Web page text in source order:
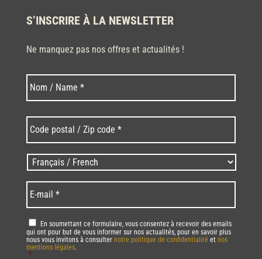
S’INSCRIRE À LA NEWSLETTER
Ne manquez pas nos offres et actualités !
Nom * Nom
postal
/
Zip
code
* *
Langues
/
Language *
mail *
RGPD *
En soumettant ce formulaire, vous consentez à recevoir des emails
qui ont pour but de vous informer sur nos actualités, pour en savoir plus
nous vous invitons à consulter notre politique de confidentialité et nos
mentions légales.
*